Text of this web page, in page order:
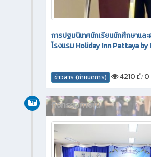
การปฐมนิเทศนักเรียนนักศึกษาแล
โรงแรม Holiday Inn Pattaya by
ข่าวสาร (กำหนดการ) 4210 0
กิจกรรมภายใน